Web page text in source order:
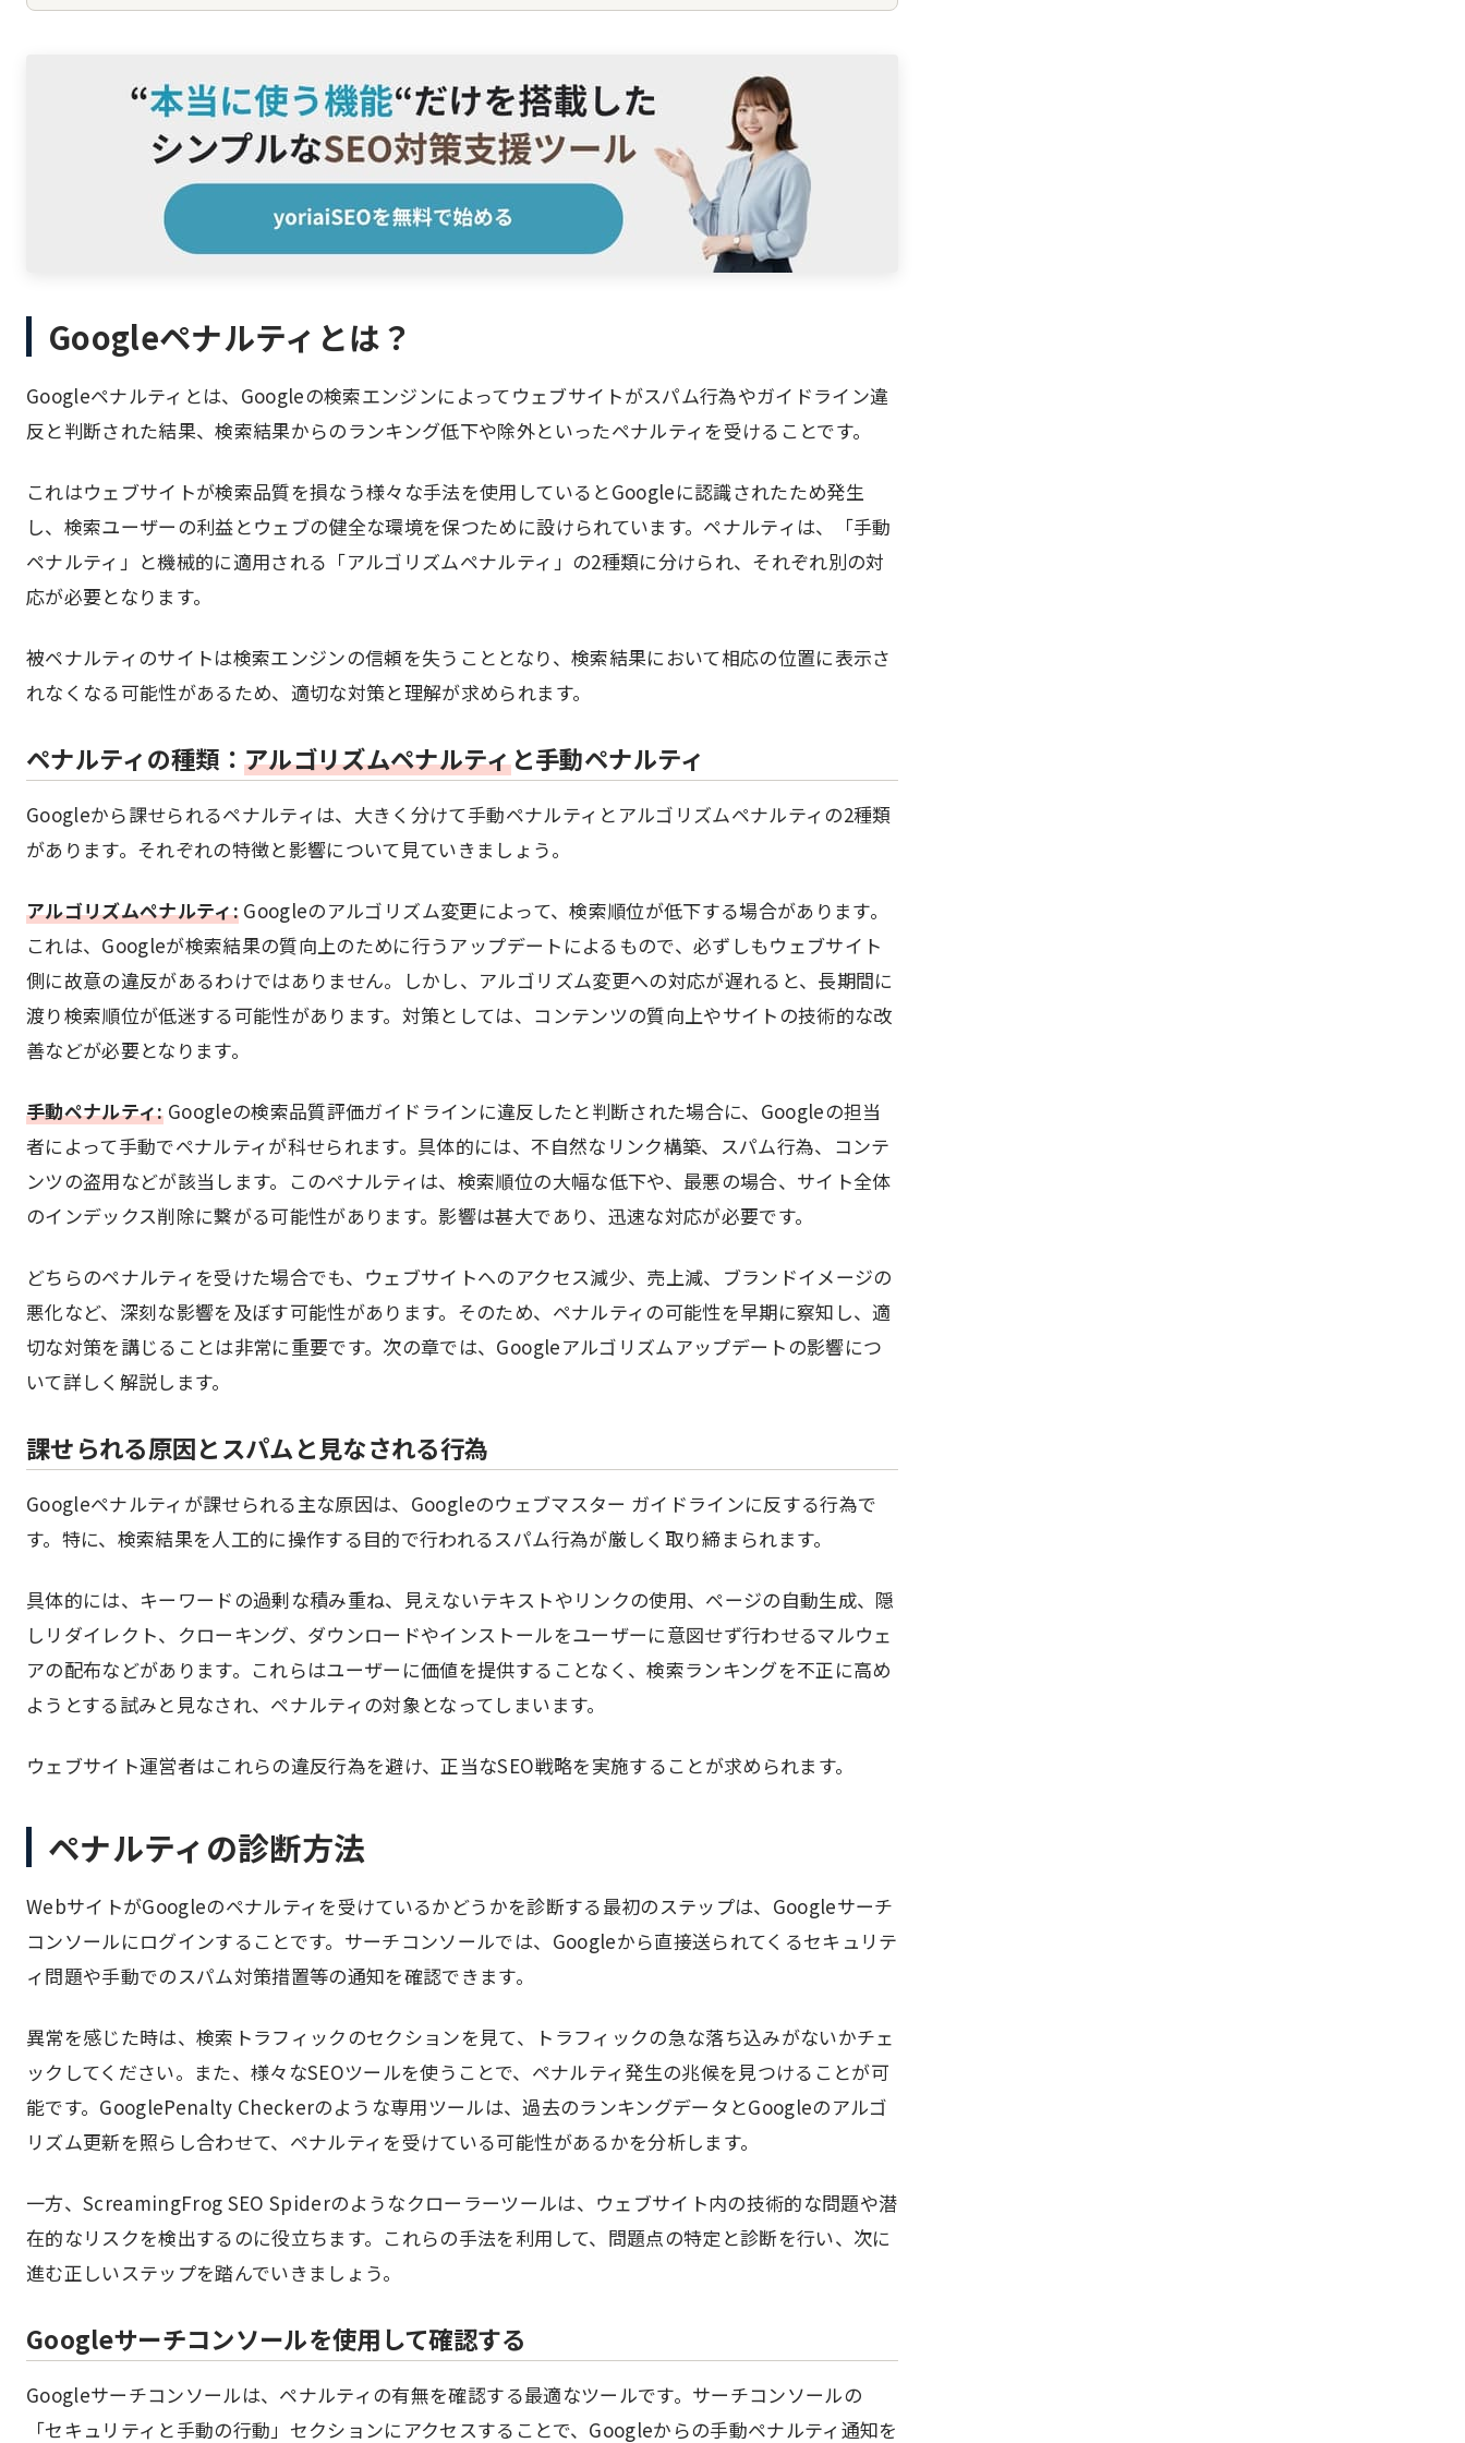
Googleペナルティとは？
Googleペナルティとは、Googleの検索エンジンによってウェブサイトがスパム行為やガイドライン違
反と判断された結果、検索結果からのランキング低下や除外といったペナルティを受けることです。
これはウェブサイトが検索品質を損なう様々な手法を使用しているとGoogleに認識されたため発生
し、検索ユーザーの利益とウェブの健全な環境を保つために設けられています。ペナルティは、「手動
ペナルティ」と機械的に適用される「アルゴリズムペナルティ」の2種類に分けられ、それぞれ別の対
応が必要となります。
被ペナルティのサイトは検索エンジンの信頼を失うこととなり、検索結果において相応の位置に表示さ
れなくなる可能性があるため、適切な対策と理解が求められます。
ペナルティの種類：アルゴリズムペナルティと手動ペナルティ
Googleから課せられるペナルティは、大きく分けて手動ペナルティとアルゴリズムペナルティの2種類
があります。それぞれの特徴と影響について見ていきましょう。
アルゴリズムペナルティ: Googleのアルゴリズム変更によって、検索順位が低下する場合があります。
これは、Googleが検索結果の質向上のために行うアップデートによるもので、必ずしもウェブサイト
側に故意の違反があるわけではありません。しかし、アルゴリズム変更への対応が遅れると、長期間に
渡り検索順位が低迷する可能性があります。対策としては、コンテンツの質向上やサイトの技術的な改
善などが必要となります。
手動ペナルティ:Googleの検索品質評価ガイドラインに違反したと判断された場合に、Googleの担当
者によって手動でペナルティが科せられます。具体的には、不自然なリンク構築、スパム行為、コンテ
ンツの盗用などが該当します。このペナルティは、検索順位の大幅な低下や、最悪の場合、サイト全体
のインデックス削除に繋がる可能性があります。影響は甚大であり、迅速な対応が必要です。
どちらのペナルティを受けた場合でも、ウェブサイトへのアクセス減少、売上減、ブランドイメージの
悪化など、深刻な影響を及ぼす可能性があります。そのため、ペナルティの可能性を早期に察知し、適
切な対策を講じることは非常に重要です。次の章では、Googleアルゴリズムアップデートの影響につ
いて詳しく解説します。
課せられる原因とスパムと見なされる行為
Googleペナルティが課せられる主な原因は、Googleのウェブマスター ガイドラインに反する行為で
す。特に、検索結果を人工的に操作する目的で行われるスパム行為が厳しく取り締まられます。
具体的には、キーワードの過剰な積み重ね、見えないテキストやリンクの使用、ページの自動生成、隠
しリダイレクト、クローキング、ダウンロードやインストールをユーザーに意図せず行わせるマルウェ
アの配布などがあります。これらはユーザーに価値を提供することなく、検索ランキングを不正に高め
ようとする試みと見なされ、ペナルティの対象となってしまいます。
ウェブサイト運営者はこれらの違反行為を避け、正当なSEO戦略を実施することが求められます。
ペナルティの診断方法
WebサイトがGoogleのペナルティを受けているかどうかを診断する最初のステップは、Googleサーチ
コンソールにログインすることです。サーチコンソールでは、Googleから直接送られてくるセキュリテ
ィ問題や手動でのスパム対策措置等の通知を確認できます。
異常を感じた時は、検索トラフィックのセクションを見て、トラフィックの急な落ち込みがないかチェ
ックしてください。また、様々なSEOツールを使うことで、ペナルティ発生の兆候を見つけることが可
能です。GooglePenalty Checkerのような専用ツールは、過去のランキングデータとGoogleのアルゴ
リズム更新を照らし合わせて、ペナルティを受けている可能性があるかを分析します。
一方、ScreamingFrog SEO Spiderのようなクローラーツールは、ウェブサイト内の技術的な問題や潜
在的なリスクを検出するのに役立ちます。これらの手法を利用して、問題点の特定と診断を行い、次に
進む正しいステップを踏んでいきましょう。
Googleサーチコンソールを使用して確認する
Googleサーチコンソールは、ペナルティの有無を確認する最適なツールです。サーチコンソールの
「セキュリティと手動の行動」セクションにアクセスすることで、Googleからの手動ペナルティ通知を